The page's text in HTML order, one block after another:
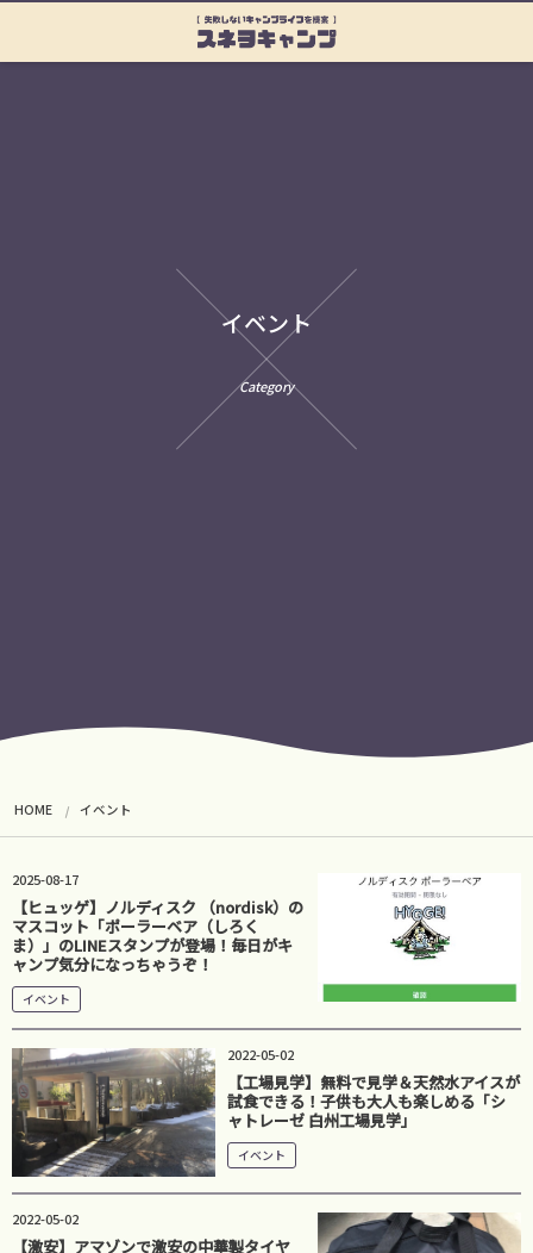
イベント
Category
HOME イベント
2025-08-17
【ヒュッゲ】ノルディスク （nordisk）の
マスコット「ポーラーベア（しろく
ま）」のLINEスタンプが登場！毎日がキ
ャンプ気分になっちゃうぞ！
イベント
2022-05-02
【工場見学】無料で見学＆天然水アイスが
試食できる！子供も大人も楽しめる「シ
ャトレーゼ 白州工場見学」
イベント
2022-05-02
【激安】アマゾンで激安の中華製タイヤ